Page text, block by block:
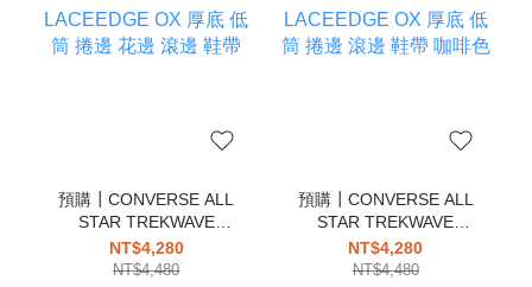
預購┃CONVERSE ALL
STAR TREKWAVE
LACEEDGE OX 厚底 低
筒 捲邊 花邊 滾邊 鞋帶
NT$4,280
NT$4,480
預購┃CONVERSE ALL
STAR TREKWAVE
LACEEDGE OX 厚底 低
筒 捲邊 滾邊 鞋帶 咖啡色
NT$4,280
NT$4,480